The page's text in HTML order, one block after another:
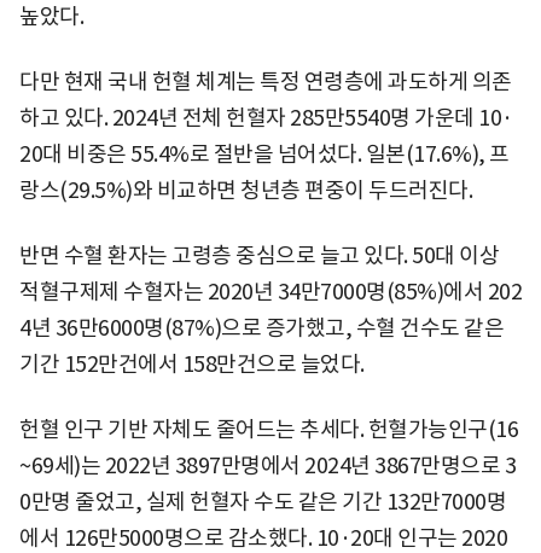
높았다.
다만 현재 국내 헌혈 체계는 특정 연령층에 과도하게 의존
하고 있다. 2024년 전체 헌혈자 285만5540명 가운데 10·
20대 비중은 55.4%로 절반을 넘어섰다. 일본(17.6%), 프
랑스(29.5%)와 비교하면 청년층 편중이 두드러진다.
반면 수혈 환자는 고령층 중심으로 늘고 있다. 50대 이상
적혈구제제 수혈자는 2020년 34만7000명(85%)에서 202
4년 36만6000명(87%)으로 증가했고, 수혈 건수도 같은
기간 152만건에서 158만건으로 늘었다.
헌혈 인구 기반 자체도 줄어드는 추세다. 헌혈가능인구(16
~69세)는 2022년 3897만명에서 2024년 3867만명으로 3
0만명 줄었고, 실제 헌혈자 수도 같은 기간 132만7000명
에서 126만5000명으로 감소했다. 10·20대 인구는 2020